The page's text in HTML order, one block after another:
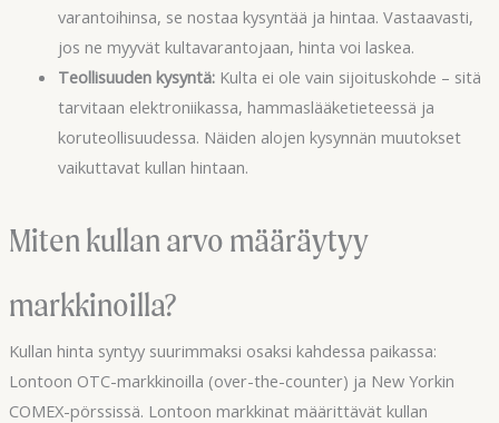
varantoihinsa, se nostaa kysyntää ja hintaa. Vastaavasti,
jos ne myyvät kultavarantojaan, hinta voi laskea.
Teollisuuden kysyntä:Kulta ei ole vain sijoituskohde – sitä
tarvitaan elektroniikassa, hammaslääketieteessä ja
koruteollisuudessa. Näiden alojen kysynnän muutokset
vaikuttavat kullan hintaan.
Miten kullan arvo määräytyy
markkinoilla?
Kullan hinta syntyy suurimmaksi osaksi kahdessa paikassa:
Lontoon OTC-markkinoilla (over-the-counter) ja New Yorkin
COMEX-pörssissä. Lontoon markkinat määrittävät kullan